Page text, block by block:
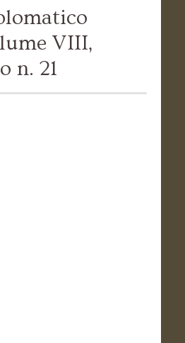
VIII,
n. 21